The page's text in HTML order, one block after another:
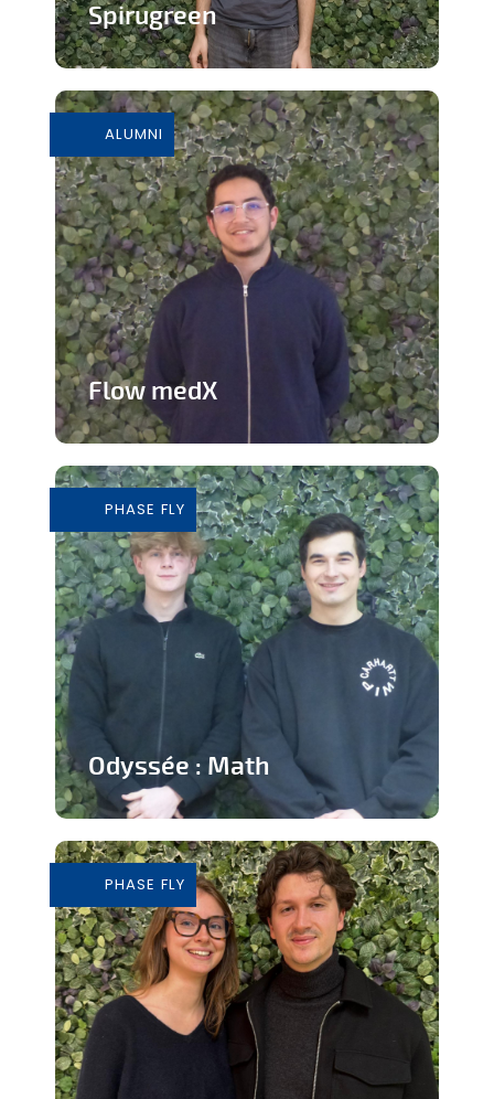
Spirugreen
En savoir plus
ALUMNI
Flow medX
concours de médecine
En savoir plus
PHASE FLY
Odyssée : Math
apprendre les mathématiques
En savoir plus
PHASE FLY